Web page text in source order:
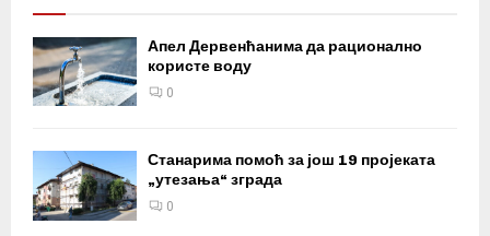
Апел Дервенћанима да рационално
користе воду
0
Станарима помоћ за још 19 пројеката
„утезања“ зграда
0